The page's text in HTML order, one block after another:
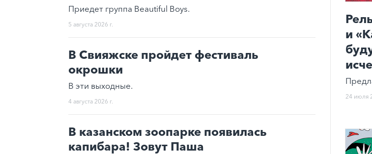
Приедет группа Beautiful Boys.
5 августа 2026 г.
В Свияжске пройдет фестиваль
окрошки
В эти выходные.
4 августа 2026 г.
В казанском зоопарке появилась
капибара! Зовут Паша
и
24 июля